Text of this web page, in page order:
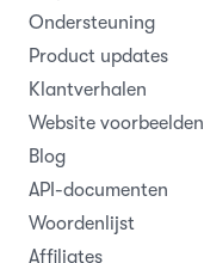
Ondersteuning
Product updates
Klantverhalen
Website voorbeelden
Blog
API-documenten
Woordenlijst
Affiliates